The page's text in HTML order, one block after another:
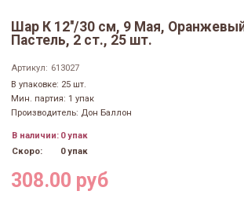
Шар К 12''/30 см, 9 Мая,
Пастель, 2 ст., 25 шт.
Артикул: 613027
В упаковке: 25 шт.
Мин. партия: 1 упак
Производитель: Дон Баллон
В наличии: 0 упак
Скоро:
0 упак
308.00 руб